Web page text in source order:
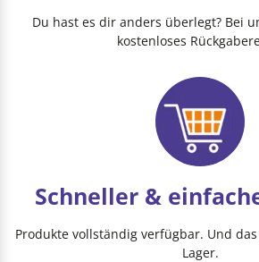
Du hast es dir anders überlegt? Bei
kostenloses
Schneller &
Produkte vollständig verfügbar. Und
Lager.